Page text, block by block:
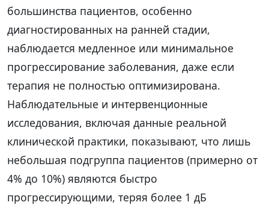
большинства пациентов, особенно
диагностированных на ранней стадии,
наблюдается медленное или минимальное
прогрессирование заболевания, даже если
терапия не полностью оптимизирована.
Наблюдательные и интервенционные
исследования, включая данные реальной
клинической практики, показывают, что лишь
небольшая подгруппа пациентов (примерно от
4% до 10%) являются быстро
прогрессирующими, теряя более 1 дБ